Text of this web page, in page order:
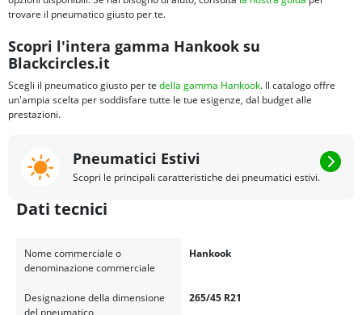
trovare il pneumatico giusto per te.
Scopri l'intera gamma Hankook su
Blackcircles.it
Scegli il pneumatico giusto per te della gamma Hankook. Il catalogo offre
un'ampia scelta per soddisfare tutte le tue esigenze, dal budget alle
prestazioni.
Pneumatici Estivi
Scopri le principali caratteristiche dei pneumatici estivi.
Dati tecnici
Nome commerciale o
denominazione commerciale
Hankook
Designazione della dimensione
265/45 R21